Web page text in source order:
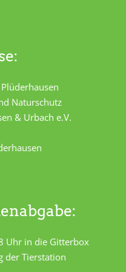
Naturschutz
& Urbach e.V.
Uhr in die Gitterbox
der Tierstation